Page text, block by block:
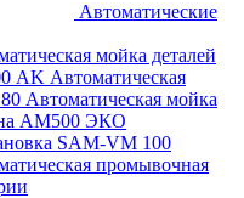
Автоматические
мойка деталей
AK Автоматическая
Автоматическая мойка
АМ500 ЭКО
SAM-VM 100
промывочная